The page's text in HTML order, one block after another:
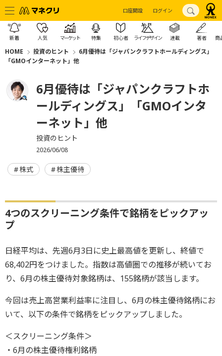
口座開設 ログイン
新着 人気 マーケット 特集 初心者 ライフデザイン 連載 著者 商
HOME 投資のヒント
6月優待は「ジャパンクラフトホールディングス」
「GMOインターネット」他
6月優待は「ジャパンクラフトホ
ールディングス」「GMOインタ
ーネット」他
投資のヒント
2026/06/08
株式 株主優待
4つのスクリーニング条件で銘柄をピックアッ
プ
日経平均は、先週6月3日に史上最高値を更新し、終値で
68,402円をつけました。指数は高値圏での推移が続いてお
り、6月の株主優待対象銘柄は、155銘柄が該当します。
今回は売上高営業利益率に注目し、6月の株主優待銘柄にお
いて、以下の条件で銘柄をピックアップしました。
＜スクリーニング条件＞
・6月の株主優待権利銘柄